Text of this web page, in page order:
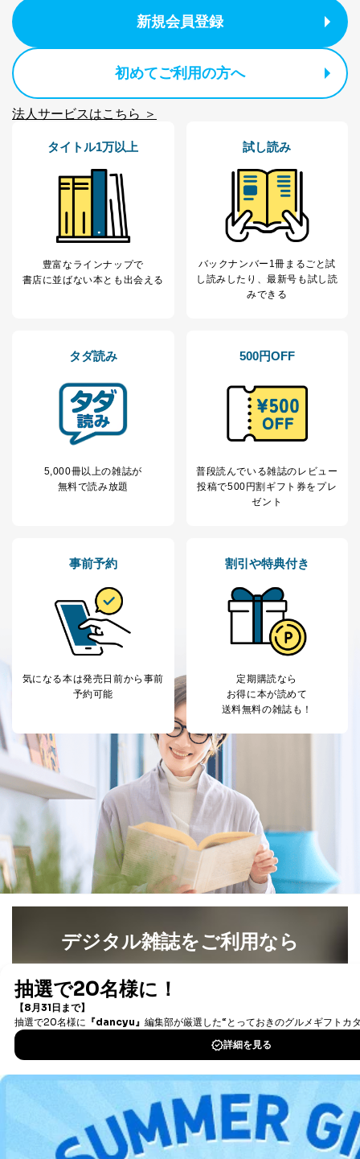
個人情報の取扱いについて
１．個人情報保護管理者
当社は以下の個人情報保護管理者を設置し、個人情報保
護管理者の責任のもと、個人情報を取得・アクセス・利
用・提供・管理いたします。
東京都渋谷区南平台町16-11
株式会社富士山マガジンサービス
代表取締役会長 西野 伸一郎
個人情報保護管理者: 経営管理グループディレクター 前
２．利用目的
当社が取り扱う開示対象個人情報の利用目的は次のとお
りです。
利用目的
ービス等をご利用
の方の個人情報
ス、キャンペーン等の広告の案内
個人が特定できない形で取得した
閲覧履歴や購買履歴等の情報を分
析して、趣味・嗜好に
応じた新商品・サービスに関する
当社にお問合わせ
いただいた方の個
お問い合わせ対応、トラブル対
処、オペレーター教育など応対品
当社カスタマーQ＆
サイトのサービス内容のご案内の
ｅメール等による商品、サービ
ス、キャンペーン等の広告に関す
採用応募者の方の
個人情報
採用選考、ご連絡のため
5
人情報
め
6
パートナー（提携
により当社の
定期購読サービス
等をご利用の方の
購入商品配送のため
提携企業及びお客様がご購入され
た商品の発売元企業からのｅメー
ル等による商品、
サービス、キャンペーン等の広告
に関するご案内のため
7
SNS公式アカウン
トに登録された方
の個人情報
当社のサービス利用状況の把握お
よびその分析のため
お問い合わせ対応、トラブル対
処、オペレーター教育など応対品
質向上のため
その他当社のプライバシーポリシ
ー等にて公表する利用目的達成の
ータ（開示対象個人情報）の利用目的であり、下記4.の
開示等のご請求に対応させていただきます。
なお、6、7については、パートナー（提携企業）様又は
各SNS運営会社様にご請求いただきますようお願い致し
ます。
３．個人情報の第三者提供について
本人の同意を得ることなく第三者に提供することはあり
法令に基づく場合
人の生命､身体または財産の保護のために必要がある
場合であって、本人の同意を得ることが困難であると
き。
新規会員登録
初めてご利用の方へ
法人サービスはこちら ＞
タイトル1万以上
豊富なラインナップで
書店に並ばない本とも出会える
試し読み
バックナンバー1冊まるごと試
し読み したり、最新号も試し読
みできる
タダ読み
5,000冊以上の雑誌が
無料で読み放題
500円OFF
普段読んでいる雑誌のレビュー
投稿で500円割ギフト券をプレ
ゼント
事前予約
気になる本は発売日前から事前
予約可能
割引や特典付き
定期購読なら
お得に本が読めて
送料無料の雑誌も！
デジタル雑誌をご利用なら
書籍）が無料で読み放題！
DOWNLOAD FOR IOS
DOWNLOAD FOR ANDROID
ご利用方法はこちら